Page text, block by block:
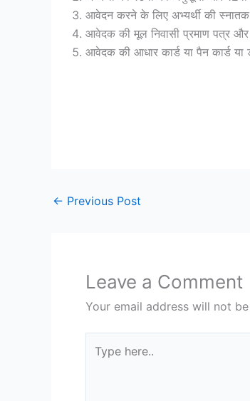
आवेदन करने के लिए अभ्यर्थी की
आवेदक की मूल निवासी प्रमाण पत्र और
आवेदक की आधार कार्ड या पैन कार्ड या
← Previous Post
Leave a Comment
Your email address will not
here..